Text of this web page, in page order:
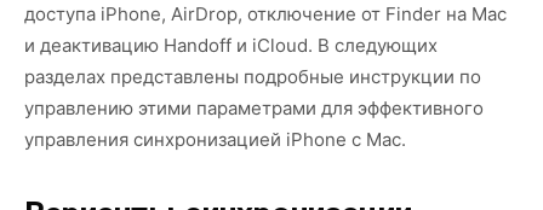
доступа iPhone, AirDrop, отключение от Finder на Mac
и деактивацию Handoff и iCloud. В следующих
разделах представлены подробные инструкции по
управлению этими параметрами для эффективного
управления синхронизацией iPhone с Mac.